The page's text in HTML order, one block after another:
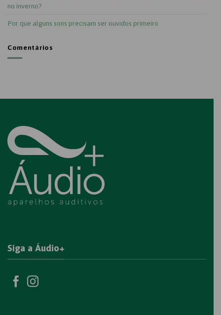
no inverno?
Por que alguns sons precisam ser ouvidos primeiro
Comentários
Siga a Áudio+